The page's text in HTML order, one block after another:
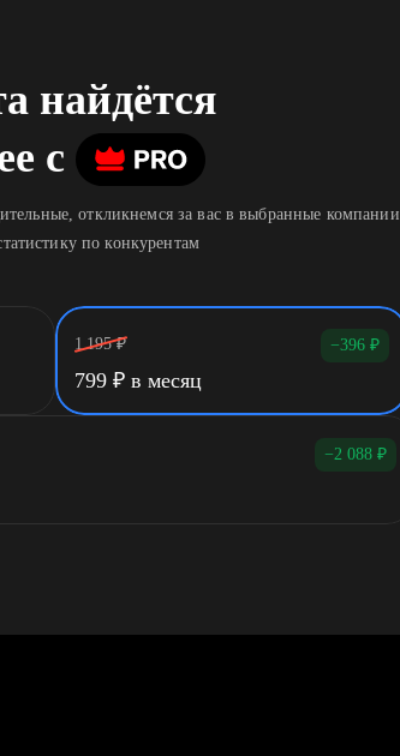
найдётся
c
откликнемся за вас в выбранные компании
по конкурентам
1 195 ₽ −396 ₽
799 ₽ в месяц
−2 088 ₽